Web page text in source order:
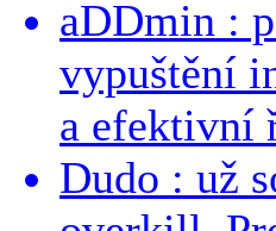
aDDmin :
vypuštění
a efektivní
Dudo : už